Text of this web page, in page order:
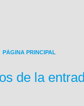
PÁGINA PRINCIPAL
de la